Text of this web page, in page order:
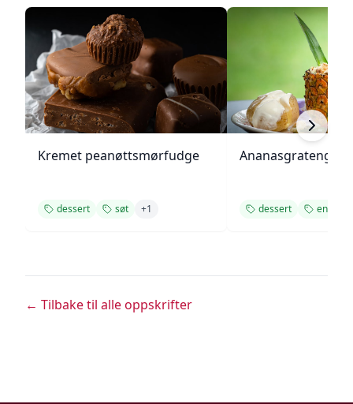
Kremet peanøttsmørfudge
dessert søt +1
Ananasgrateng
dessert enkel
← Tilbake til alle oppskrifter